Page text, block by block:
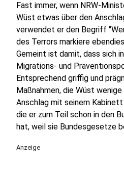
Fast immer, wenn NRW-
Wüst etwas über den
verwendet er den Begriff
des Terrors markiere
Gemeint ist damit, dass sich
Migrations- und
Entsprechend griffig und
Maßnahmen, die Wüst
Anschlag mit seinem
die er zum Teil schon in den
hat, weil sie Bundesgesetze
Anzeige